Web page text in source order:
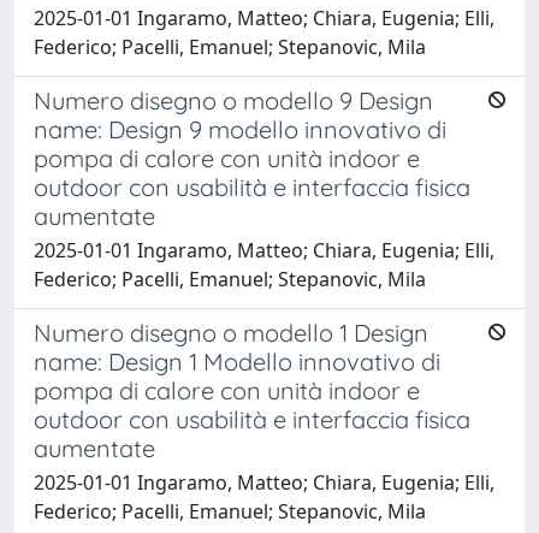
2025-01-01 Ingaramo, Matteo; Chiara, Eugenia; Elli,
Federico; Pacelli, Emanuel; Stepanovic, Mila
Numero disegno o modello 9 Design
name: Design 9 modello innovativo di
pompa di calore con unità indoor e
outdoor con usabilità e interfaccia fisica
aumentate
2025-01-01 Ingaramo, Matteo; Chiara, Eugenia; Elli,
Federico; Pacelli, Emanuel; Stepanovic, Mila
Numero disegno o modello 1 Design
name: Design 1 Modello innovativo di
pompa di calore con unità indoor e
outdoor con usabilità e interfaccia fisica
aumentate
2025-01-01 Ingaramo, Matteo; Chiara, Eugenia; Elli,
Federico; Pacelli, Emanuel; Stepanovic, Mila